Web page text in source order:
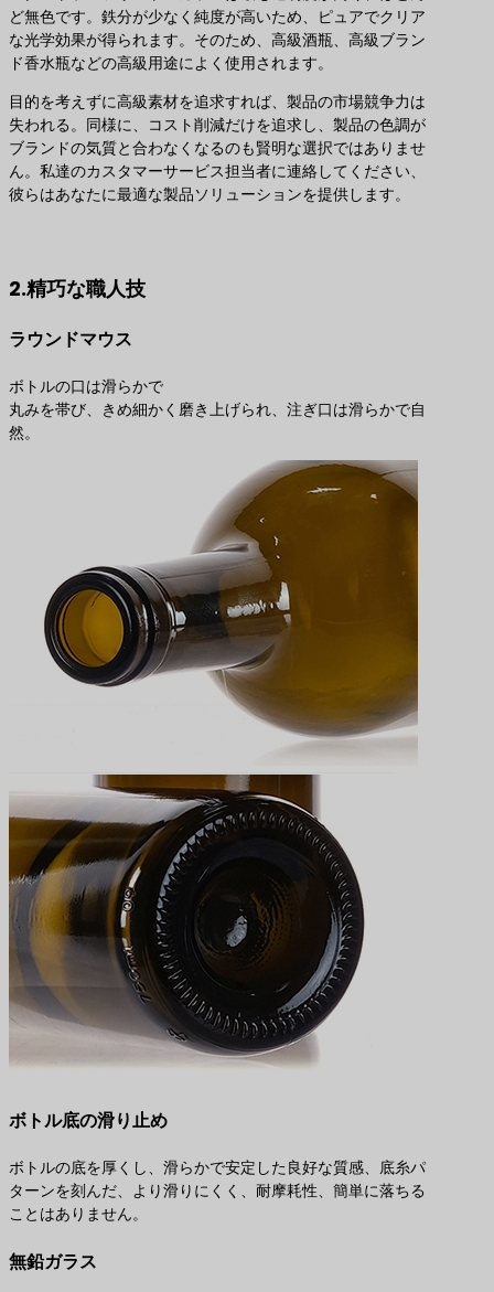
ど無色です。鉄分が少なく純度が高いため、ピュアでクリア
な光学効果が得られます。そのため、高級酒瓶、高級ブラン
ド香水瓶などの高級用途によく使用されます。
目的を考えずに高級素材を追求すれば、製品の市場競争力は
失われる。同様に、コスト削減だけを追求し、製品の色調が
ブランドの気質と合わなくなるのも賢明な選択ではありませ
ん。私達のカスタマーサービス担当者に連絡してください、
彼らはあなたに最適な製品ソリューションを提供します。
2.精巧な職人技
ラウンドマウス
ボトルの口は滑らかで
丸みを帯び、きめ細かく磨き上げられ、注ぎ口は滑らかで自
然。
ボトル底の滑り止め
ボトルの底を厚くし、滑らかで安定した良好な質感、底糸パ
ターンを刻んだ、より滑りにくく、耐摩耗性、簡単に落ちる
ことはありません。
無鉛ガラス